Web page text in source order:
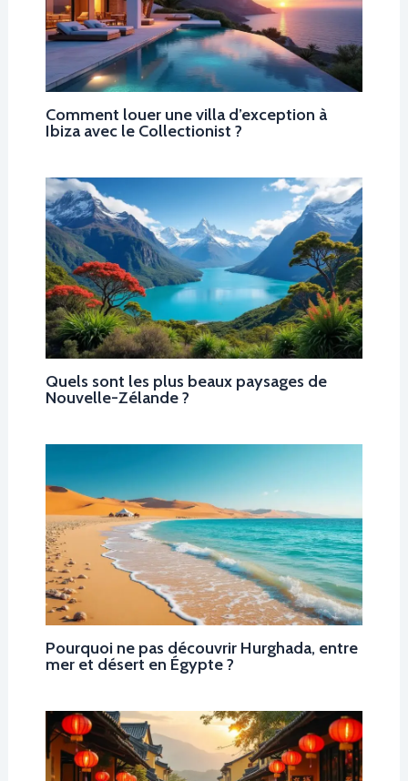
Comment louer une villa d’exception à
Ibiza avec le Collectionist ?
Quels sont les plus beaux paysages de
Nouvelle-Zélande ?
Pourquoi ne pas découvrir Hurghada, entre
mer et désert en Égypte ?